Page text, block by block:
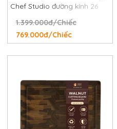
Chef Studio đường kính 26
cm, chống dính tự nhiên,
chống rỉ, chống xước
1.399.000đ/Chiếc
769.000đ/Chiếc